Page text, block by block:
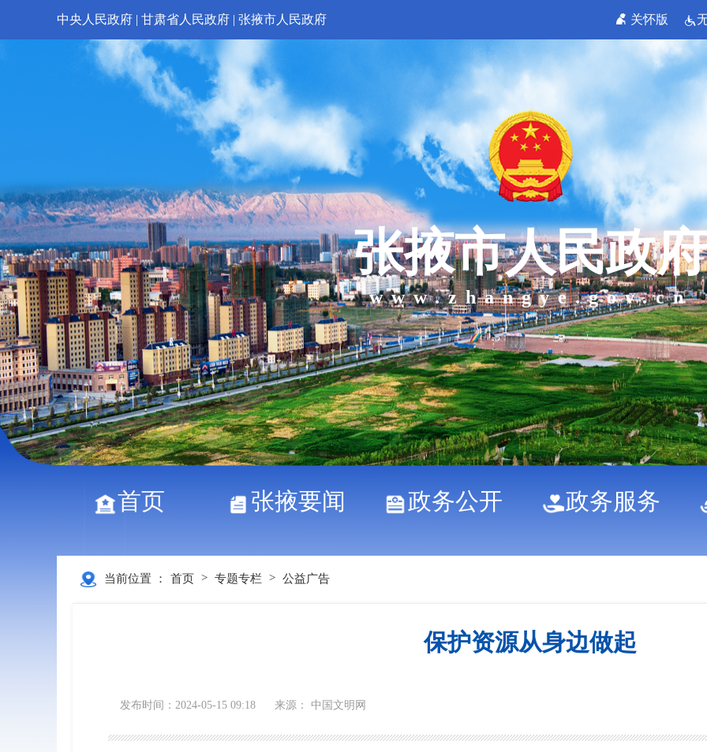
中央人民政府 | 甘肃省人民政府 | 张掖市人民政府 关怀版
张掖市人民政府
www.zhangye.gov.cn
首页 张掖要闻 政务公开 政务服务
当前位置 ： 首页 > 专题专栏 > 公益广告
保护资源从身边做起
发布时间：2024-05-15 09:18 来源： 中国文明网